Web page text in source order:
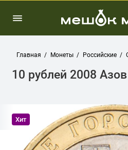
Главная Монеты Российские
10 рублей 2008
Хит